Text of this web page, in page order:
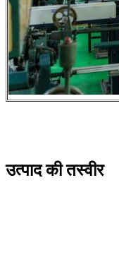
उत्पाद की तस्वीर